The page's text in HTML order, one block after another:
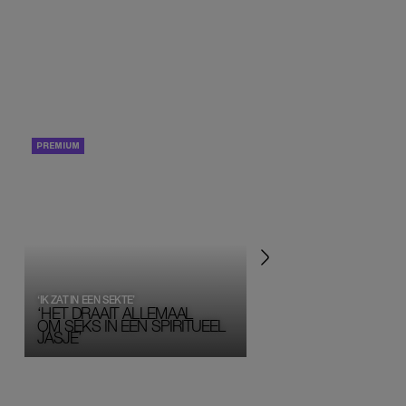
‘HET DRAAIT ALLEMAAL
OM SEKS IN EEN SPIRITUEEL
JASJE’
‘IK ZAT IN EEN SEKTE’